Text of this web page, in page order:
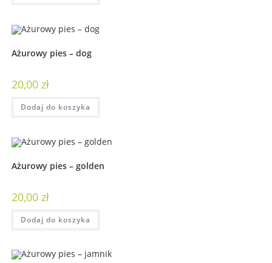
Ażurowy pies – dog
20,00 zł
Dodaj do koszyka
Ażurowy pies – golden
20,00 zł
Dodaj do koszyka